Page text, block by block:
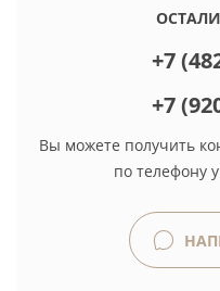
+7
+7
Вы можете получить
по телефону